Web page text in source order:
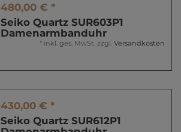
480,00 € *
Seiko Quartz SUR603P1
Damenarmbanduhr
* inkl. ges. MwSt. zzgl. Versandkosten
430,00 € *
Seiko Quartz SUR612P1